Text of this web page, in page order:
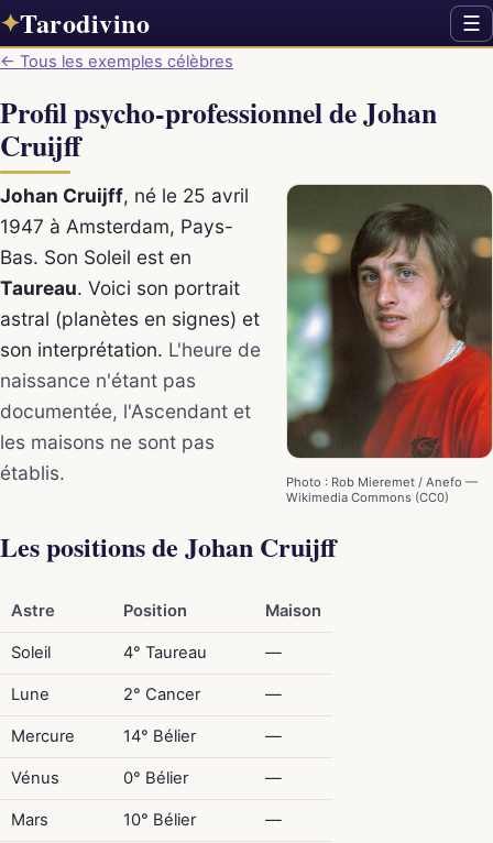
✦Tarodivino ☰
← Tous les exemples célèbres
Profil psycho-professionnel de Johan
Cruijff
Photo : Rob Mieremet / Anefo —
Wikimedia Commons (CC0)
Johan Cruijff, né le 25 avril
1947 à Amsterdam, Pays-
Bas. Son Soleil est en
Taureau. Voici son portrait
astral (planètes en signes) et
son interprétation. L'heure de
naissance n'étant pas
documentée, l'Ascendant et
les maisons ne sont pas
établis.
Les positions de Johan Cruijff
Astre Position Maison
Soleil 4° Taureau —
Lune 2° Cancer —
Mercure 14° Bélier —
Vénus 0° Bélier —
Mars 10° Bélier —